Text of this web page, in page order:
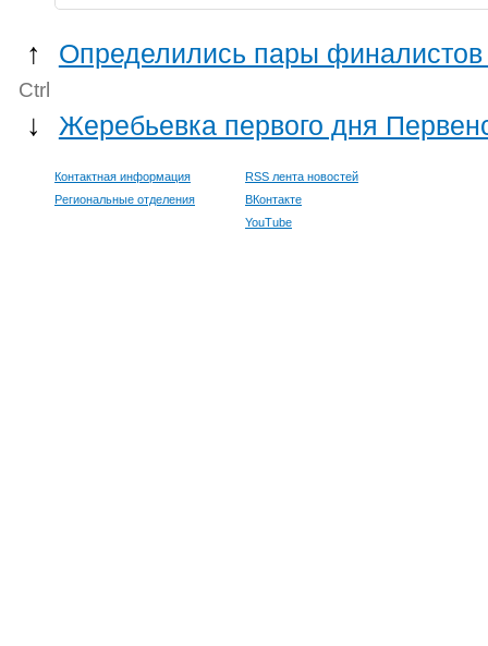
↑ Определились пары
Ctrl
↓ Жеребьевка первого дня
Контактная информация
Региональные отделения
RSS лента новостей
ВКонтакте
YouTube